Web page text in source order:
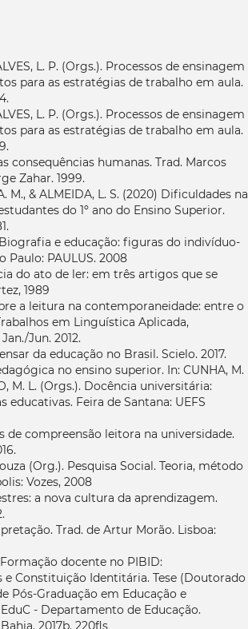
L. P. (Orgs.). Processos de ensinagem
para as estratégias de trabalho em aula.
L. P. (Orgs.). Processos de ensinagem
para as estratégias de trabalho em aula.
consequências humanas. Trad. Marcos
Zahar. 1999.
M., & ALMEIDA, L. S. (2020) Dificuldades na
do 1º ano do Ensino Superior.
Biografia e educação: figuras do indivíduo-
Paulo: PAULUS. 2008
do ato de ler: em três artigos que se
1989
a leitura na contemporaneidade: entre o
em Linguística Aplicada,
Jan./Jun. 2012.
da educação no Brasil. Scielo. 2017.
no ensino superior. In: CUNHA, M.
M. L. (Orgs.). Docência universitária:
educativas. Feira de Santana: UEFS
de compreensão leitora na universidade.
(Org.). Pesquisa Social. Teoria, método
Vozes, 2008
a nova cultura da aprendizagem.
Trad. de Artur Morão. Lisboa:
docente no PIBID:
e Constituição Identitária. Tese (Doutorado
Pós-Graduação em Educação e
- Departamento de Educação.
2017b. 220fls